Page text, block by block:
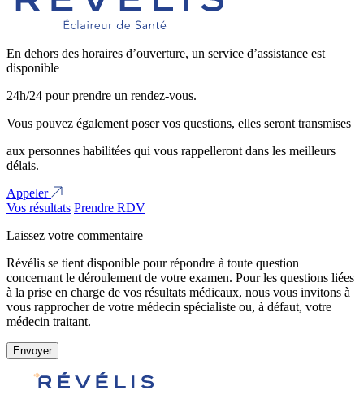
En dehors des horaires d’ouverture, un service d’assistance est
disponible
24h/24 pour prendre un rendez-vous.
Vous pouvez également poser vos questions, elles seront transmises
aux personnes habilitées qui vous rappelleront dans les meilleurs
délais.
Appeler
Vos résultats Prendre RDV
Laissez votre commentaire
Révélis se tient disponible pour répondre à toute question
concernant le déroulement de votre examen. Pour les questions liées
à la prise en charge de vos résultats médicaux, nous vous invitons à
vous rapprocher de votre médecin spécialiste ou, à défaut, votre
médecin traitant.
Envoyer